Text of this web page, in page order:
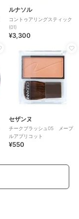
ルナソル
コントゥアリングスティック
(01)
¥3,300
セザンヌ
チークブラッシュ05 メープ
ルアプリコット
¥550